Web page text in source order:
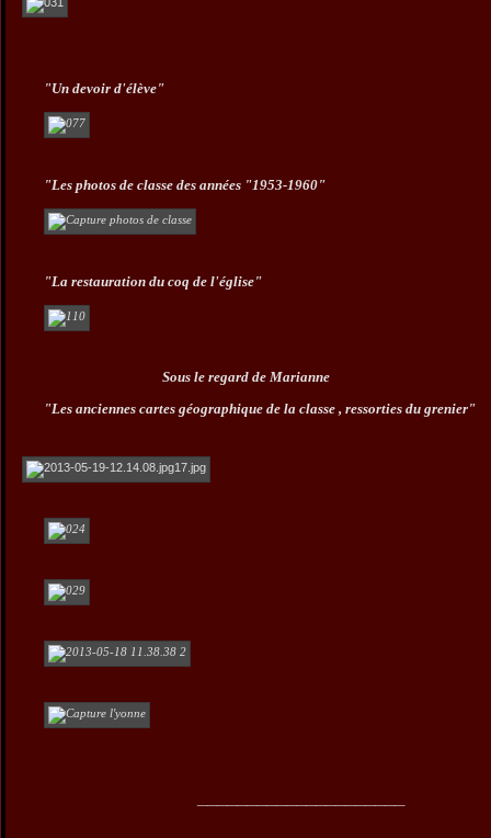
"Un devoir d'élève"
"Les photos de classe des années "1953-1960"
"La restauration du coq de l'église"
Sous le regard de Marianne
"Les anciennes cartes géographique de la classe , ressorties du grenier"